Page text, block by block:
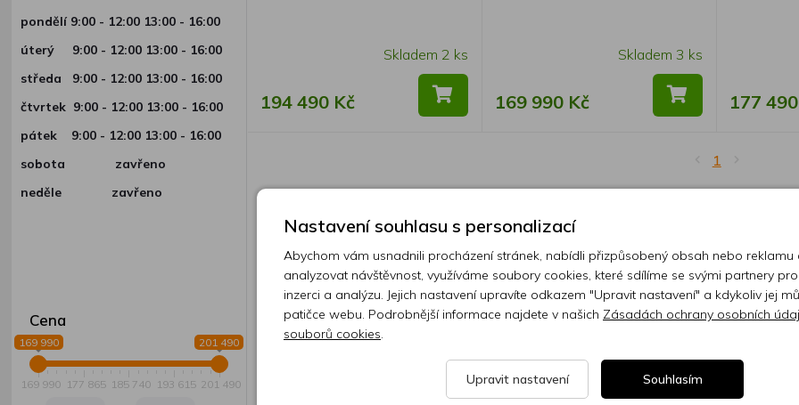
pondělí 9:00 - 12:00 13:00 - 16:00
úterý 9:00 - 12:00 13:00 - 16:00
středa 9:00 - 12:00 13:00 - 16:00
čtvrtek 9:00 - 12:00 13:00 - 16:00
pátek 9:00 - 12:00 13:00 - 16:00
sobota zavřeno
neděle zavřeno
Cena
169 990 201 490
169 990 177 865 185 740 193 615 201 490
Skladem 2 ks
194 490 Kč
Skladem 3 ks
169 990 Kč 177
1
Nastavení souhlasu s personalizací
Abychom vám usnadnili procházení stránek, nabídli přizpůsobený obsah nebo reklamu
analyzovat návštěvnost, využíváme soubory cookies, které sdílíme se svými partnery
inzerci a analýzu. Jejich nastavení upravíte odkazem "Upravit nastavení" a kdykoliv jej
patičce webu. Podrobnější informace najdete v našich Zásadách ochrany osobních
souborů cookies.
Upravit nastavení Souhlasím